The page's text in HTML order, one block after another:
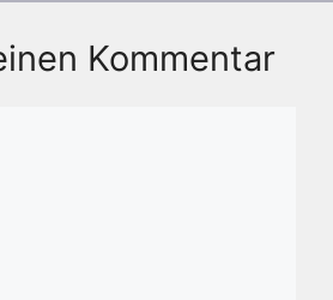
Kommentar